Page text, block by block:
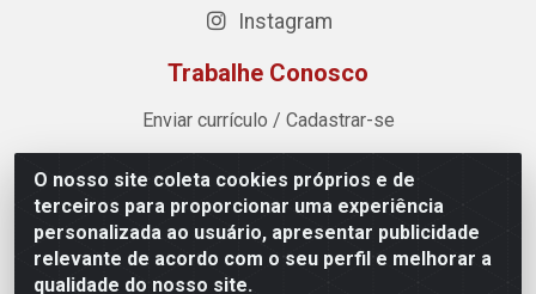
O nosso site coleta cookies próprios e de
terceiros para proporcionar uma experiência
personalizada ao usuário, apresentar publicidade
relevante de acordo com o seu perfil e melhorar a
qualidade do nosso site.
Instagram
Trabalhe Conosco
Enviar currículo / Cadastrar-se
Sost Distribuidora - Rua Cândido Rissut, 254 - Recreio
Ipitanga, Lauro de Freitas/BA - CEP 42.700-590 - CNPJ
07.041.307/0001-80